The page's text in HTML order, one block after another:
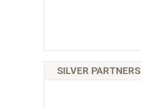
SILVER PARTNERS